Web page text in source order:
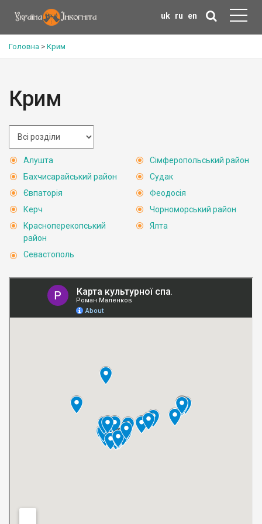
uk ru en
Головна > Крим
Крим
Алушта
Бахчисарайський район
Євпаторія
Керч
Красноперекопський
район
Севастополь
Сімферопольський район
Судак
Феодосія
Чорноморський район
Ялта